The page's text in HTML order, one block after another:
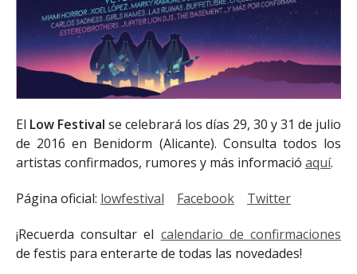
El Low Festival se celebrará los días 29, 30 y 31 de julio
de 2016 en Benidorm (Alicante). Consulta todos los
artistas confirmados, rumores y más informació aquí.
Página oficial: lowfestival Facebook Twitter
¡Recuerda consultar el calendario de confirmaciones
de festis para enterarte de todas las novedades!